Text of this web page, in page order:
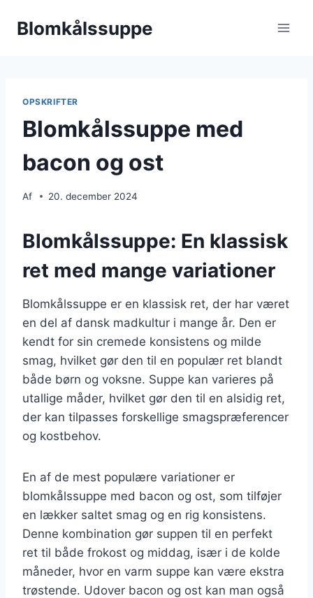
Blomkålssuppe
OPSKRIFTER
Blomkålssuppe med
bacon og ost
Af 20. december 2024
Blomkålssuppe: En klassisk
ret med mange variationer
Blomkålssuppe er en klassisk ret, der har været
en del af dansk madkultur i mange år. Den er
kendt for sin cremede konsistens og milde
smag, hvilket gør den til en populær ret blandt
både børn og voksne. Suppe kan varieres på
utallige måder, hvilket gør den til en alsidig ret,
der kan tilpasses forskellige smagspræferencer
og kostbehov.
En af de mest populære variationer er
blomkålssuppe med bacon og ost, som tilføjer
en lækker saltet smag og en rig konsistens.
Denne kombination gør suppen til en perfekt
ret til både frokost og middag, især i de kolde
måneder, hvor en varm suppe kan være ekstra
trøstende. Udover bacon og ost kan man også